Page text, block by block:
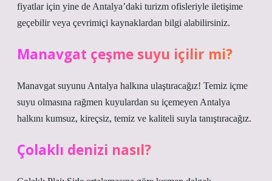
fiyatlar için yine de Antalya’daki turizm ofisleriyle iletişime
geçebilir veya çevrimiçi kaynaklardan bilgi alabilirsiniz.
Manavgat çeşme suyu içilir mi?
Manavgat suyunu Antalya halkına ulaştıracağız! Temiz içme
suyu olmasına rağmen kuyulardan su içemeyen Antalya
halkını kumsuz, kireçsiz, temiz ve kaliteli suyla tanıştıracağız.
Çolaklı denizi nasıl?